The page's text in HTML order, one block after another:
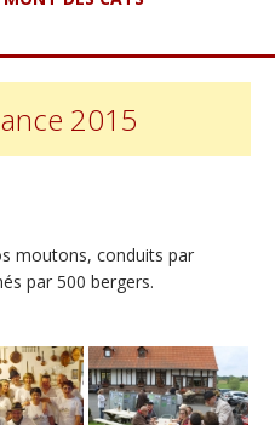
2015
moutons, conduits par
par 500 bergers.